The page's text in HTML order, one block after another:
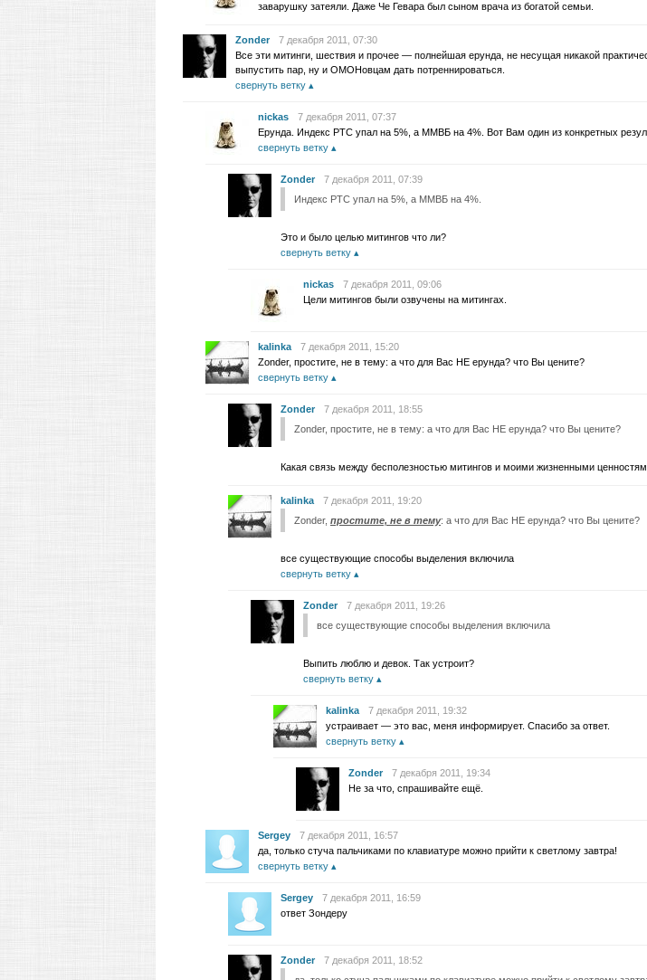
заварушку затеяли. Даже Че Гевара был сыном врача из богатой семьи.
Zonder 7 декабря 2011, 07:30
Все эти митинги, шествия и прочее — полнейшая ерунда, не несущая никакой
выпустить пар, ну и ОМОНовцам дать потреннироваться.
свернуть ветку
nickas 7 декабря 2011, 07:37
Ерунда. Индекс РТС упал на 5%, а ММВБ на 4%. Вот Вам один из конкретных
свернуть ветку
Zonder
7 декабря 2011, 07:39
Индекс РТС упал на 5%, а ММВБ на 4%.
Это и было целью митингов что ли?
свернуть ветку
nickas 7 декабря 2011, 09:06
Цели митингов были озвучены на митингах.
kalinka 7 декабря 2011, 15:20
Zonder, простите, не в тему: а что для Вас НЕ ерунда? что Вы цените?
свернуть ветку
Zonder 7 декабря 2011, 18:55
Zonder, простите, не в тему: а что для Вас НЕ ерунда? что Вы цените?
Какая связь между бесполезностью митингов и моими жизненными
kalinka 7 декабря 2011, 19:20
Zonder, простите, не в тему: а что для Вас НЕ ерунда? что Вы цените?
все существующие способы выделения включила
свернуть ветку
Zonder
7 декабря 2011, 19:26
все существующие способы выделения включила
Выпить люблю и девок. Так устроит?
свернуть ветку
kalinka 7 декабря 2011, 19:32
устраивает — это вас, меня информирует. Спасибо за ответ.
свернуть ветку
Zonder 7 декабря 2011, 19:34
Не за что, спрашивайте ещё.
Sergey 7 декабря 2011, 16:57
да, только стуча пальчиками по клавиатуре можно прийти к светлому завтра!
свернуть ветку
Sergey 7 декабря 2011, 16:59
ответ Зондеру
Zonder
7 декабря 2011, 18:52